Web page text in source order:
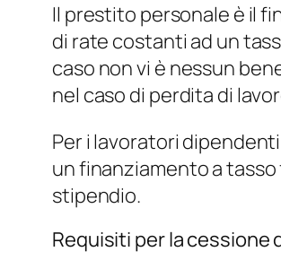
Il prestito personale è il
di rate costanti ad un
caso non vi è nessun
nel caso di perdita di
Per i lavoratori
un finanziamento a
stipendio.
Requisiti per la cessione